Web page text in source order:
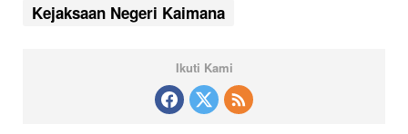
Kejaksaan Negeri Kaimana
Ikuti Kami